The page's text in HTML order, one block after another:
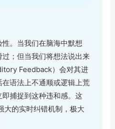
。当我们在脑海中默想
；但当我们将想法说出来
Feedback）会对其进
语法上不通顺或逻辑上荒
捕捉到这种违和感。这
大的实时纠错机制，极大